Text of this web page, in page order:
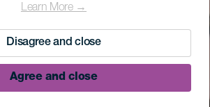
Learn More →
Disagree and close
Agree and close